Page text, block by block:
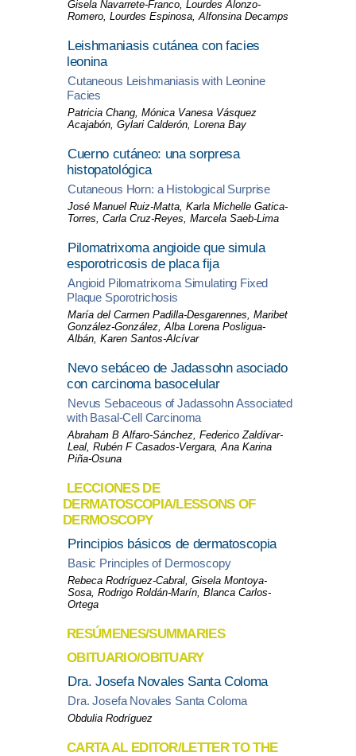
Gisela Navarrete-Franco, Lourdes Alonzo-
Romero, Lourdes Espinosa, Alfonsina Decamps
Leishmaniasis cutánea con facies
leonina
Cutaneous Leishmaniasis with Leonine
Facies
Patricia Chang, Mónica Vanesa Vásquez
Acajabón, Gylari Calderón, Lorena Bay
Cuerno cutáneo: una sorpresa
histopatológica
Cutaneous Horn: a Histological Surprise
José Manuel Ruiz-Matta, Karla Michelle Gatica-
Torres, Carla Cruz-Reyes, Marcela Saeb-Lima
Pilomatrixoma angioide que simula
esporotricosis de placa fija
Angioid Pilomatrixoma Simulating Fixed
Plaque Sporotrichosis
María del Carmen Padilla-Desgarennes, Maribet
González-González, Alba Lorena Posligua-
Albán, Karen Santos-Alcívar
Nevo sebáceo de Jadassohn asociado
con carcinoma basocelular
Nevus Sebaceous of Jadassohn Associated
with Basal-Cell Carcinoma
Abraham B Alfaro-Sánchez, Federico Zaldívar-
Leal, Rubén F Casados-Vergara, Ana Karina
Piña-Osuna
LECCIONES DE
DERMATOSCOPIA/LESSONS OF
DERMOSCOPY
Principios básicos de dermatoscopia
Basic Principles of Dermoscopy
Rebeca Rodríguez-Cabral, Gisela Montoya-
Sosa, Rodrigo Roldán-Marín, Blanca Carlos-
Ortega
RESÚMENES/SUMMARIES
OBITUARIO/OBITUARY
Dra. Josefa Novales Santa Coloma
Dra. Josefa Novales Santa Coloma
Obdulia Rodríguez
CARTA AL EDITOR/LETTER TO THE